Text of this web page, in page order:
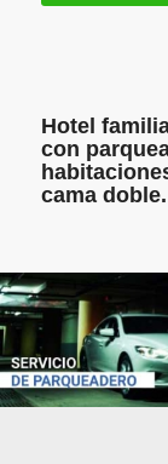
Hotel
con
cama doble.